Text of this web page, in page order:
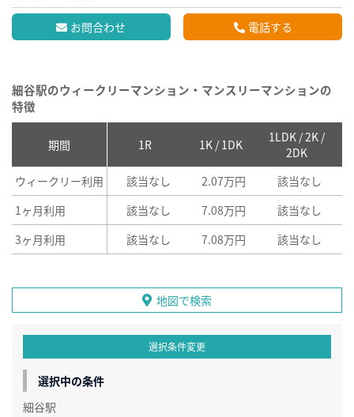
お問合わせ 電話する
細谷駅のウィークリーマンション・マンスリーマンションの
特徴
期間 1R 1K / 1DK
1LDK / 2K /
2DK
ウィークリー利用 該当なし 2.07万円 該当なし
1ヶ月利用
該当なし 7.08万円 該当なし
3ヶ月利用
該当なし 7.08万円 該当なし
地図で検索
選択条件変更
選択中の条件
細谷駅